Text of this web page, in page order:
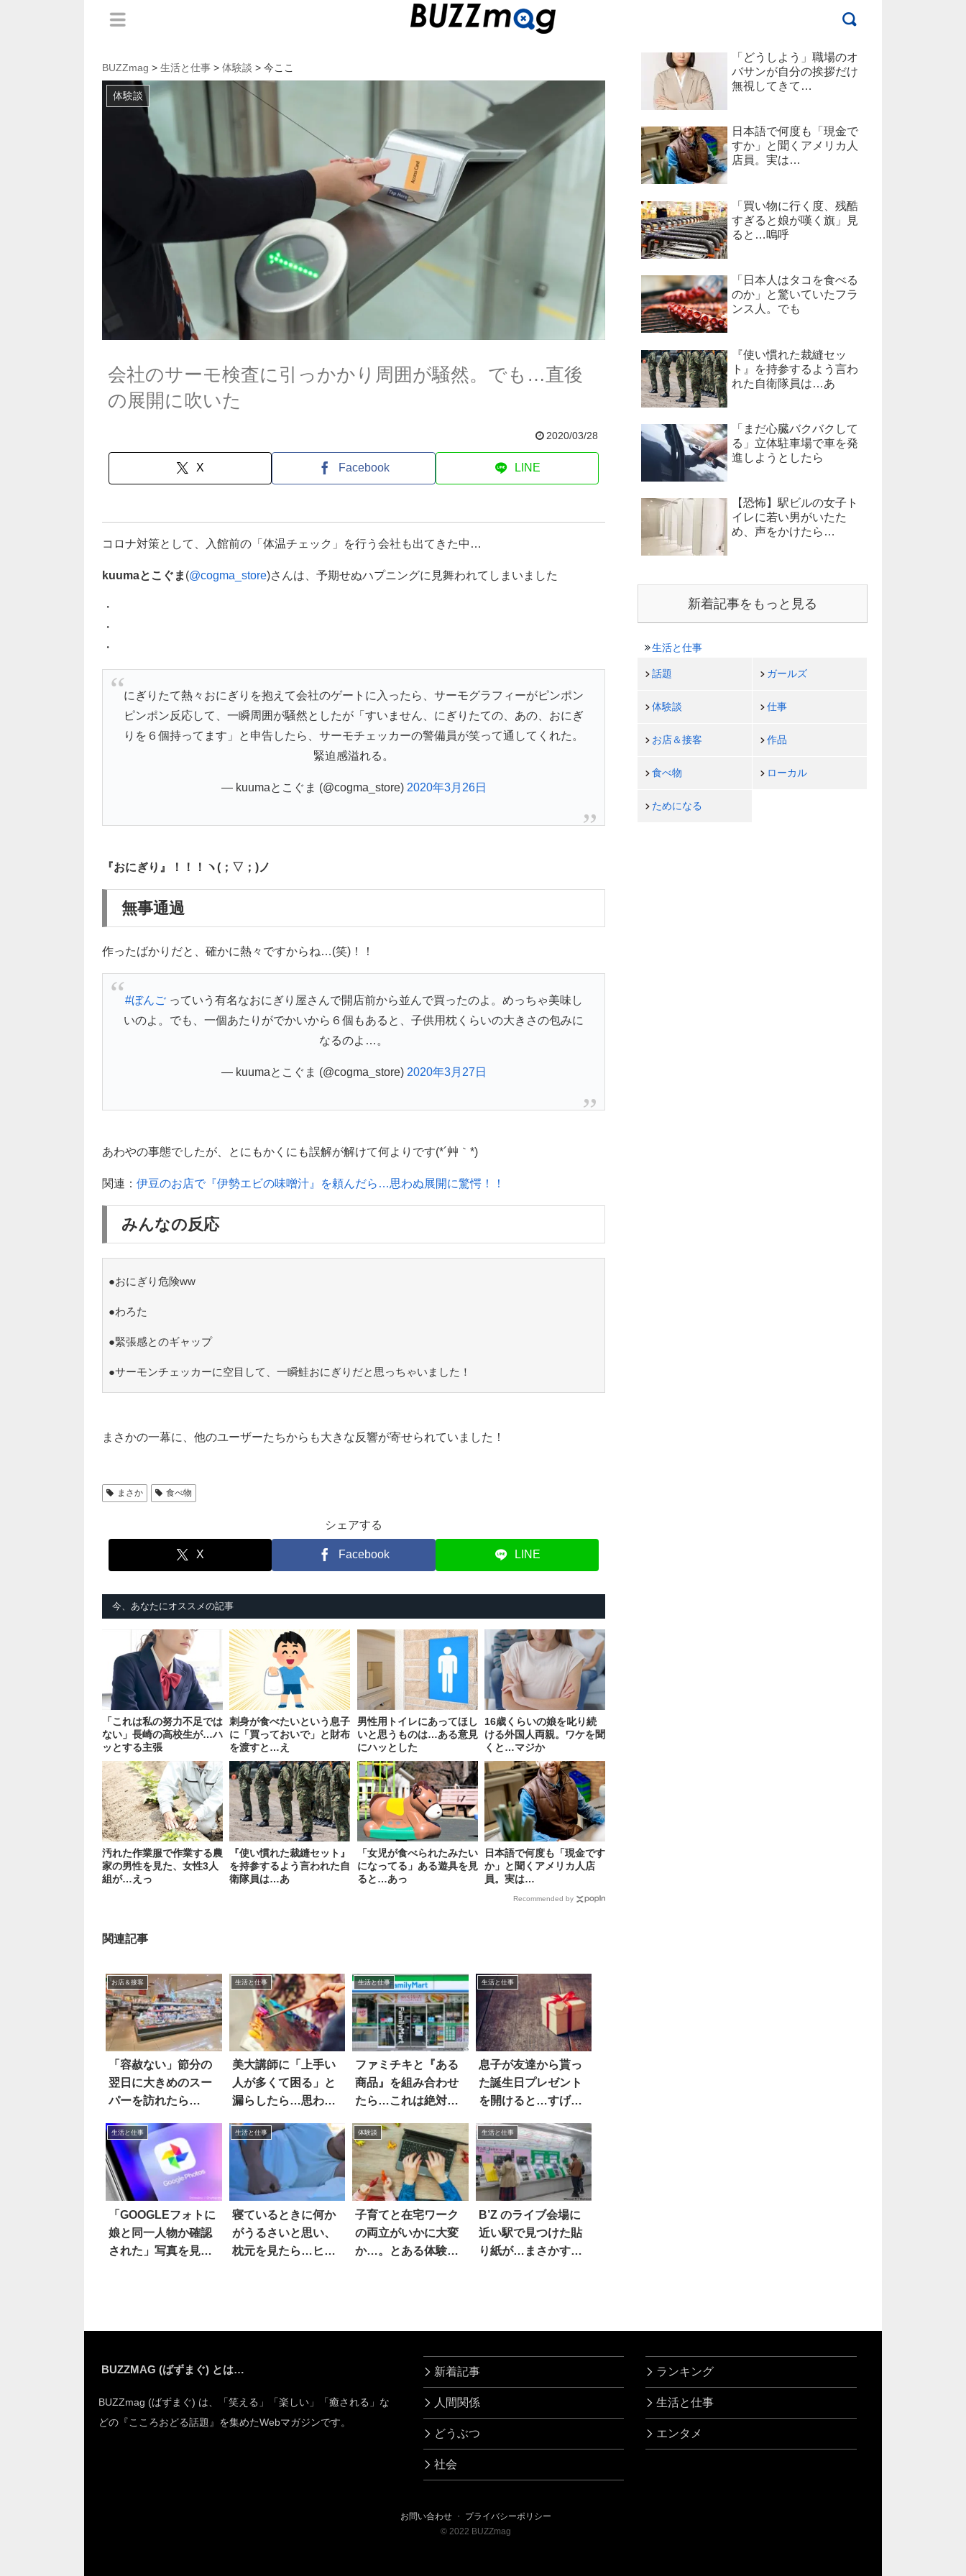
BUZZmag > 生活と仕事 > 体験談 > 今ここ
体験談
会社のサーモ検査に引っかかり周囲が騒然。でも…直後
の展開に吹いた
2020/03/28
X Facebook LINE
コロナ対策として、入館前の「体温チェック」を行う会社も出てきた中…
kuumaとこぐま (@cogma_store)さんは、予期せぬハプニングに見舞われてしまいました
・
・
・
にぎりたて熱々おにぎりを抱えて会社のゲートに入ったら、サーモグラフィーがピンポン
ピンポン反応して、一瞬周囲が騒然としたが「すいません、にぎりたての、あの、おにぎ
りを６個持ってます」と申告したら、サーモチェッカーの警備員が笑って通してくれた。
緊迫感溢れる。
— kuumaとこぐま (@cogma_store) 2020年3月26日
『おにぎり』！！！ヽ(；▽；)ノ
無事通過
作ったばかりだと、確かに熱々ですからね…(笑)！！
#ぼんごっていう有名なおにぎり屋さんで開店前から並んで買ったのよ。めっちゃ美味し
いのよ。でも、一個あたりがでかいから６個もあると、子供用枕くらいの大きさの包みに
なるのよ…。
— kuumaとこぐま (@cogma_store) 2020年3月27日
あわやの事態でしたが、とにもかくにも誤解が解けて何よりです(*´艸｀*)
関連： 伊豆のお店で『伊勢エビの味噌汁』を頼んだら…思わぬ展開に驚愕！！
みんなの反応
●おにぎり危険ww
●わろた
●緊張感とのギャップ
●サーモンチェッカーに空目して、一瞬鮭おにぎりだと思っちゃいました！
まさかの一幕に、他のユーザーたちからも大きな反響が寄せられていました！
まさか 食べ物
シェアする
X Facebook LINE
今、あなたにオススメの記事
「これは私の努力不足では
ない」長崎の高校生が…ハ
ッとする主張
刺身が食べたいという息子
に「買っておいで」と財布
を渡すと…え
男性用トイレにあってほし
いと思うものは…ある意見
にハッとした
16歳くらいの娘を叱り続
ける外国人両親。ワケを聞
くと…マジか
汚れた作業服で作業する農
家の男性を見た、女性3人
組が…えっ
『使い慣れた裁縫セット』
を持参するよう言われた自
衛隊員は…あ
「女児が食べられたみたい
になってる」ある遊具を見
ると…あっ
日本語で何度も「現金です
か」と聞くアメリカ人店
員。実は…
Recommended by
関連記事
お店＆接客
「容赦ない」節分の
翌日に大きめのスー
パーを訪れたら…
生活と仕事
美大講師に「上手い
人が多くて困る」と
漏らしたら…思わぬ
生活と仕事
ファミチキと『ある
商品』を組み合わせ
たら…これは絶対う
生活と仕事
息子が友達から貰っ
た誕生日プレゼント
を開けると…すげえ
生活と仕事
「GOOGLEフォトに
娘と同一人物か確認
された」写真を見る
生活と仕事
寝ているときに何か
がうるさいと思い、
枕元を見たら…ヒェ
体験談
子育てと在宅ワーク
の両立がいかに大変
か…。とある体験談
生活と仕事
B’Z のライブ会場に
近い駅で見つけた貼
り紙が…まさかすぎ
「どうしよう」職場のオ
バサンが自分の挨拶だけ
無視してきて…
日本語で何度も「現金で
すか」と聞くアメリカ人
店員。実は…
「買い物に行く度、残酷
すぎると娘が嘆く旗」見
ると…嗚呼
「日本人はタコを食べる
のか」と驚いていたフラ
ンス人。でも
『使い慣れた裁縫セッ
ト』を持参するよう言わ
れた自衛隊員は…あ
「まだ心臓バクバクして
る」立体駐車場で車を発
進しようとしたら
【恐怖】駅ビルの女子ト
イレに若い男がいたた
め、声をかけたら…
新着記事をもっと見る
生活と仕事
話題 ガールズ
体験談 仕事
お店＆接客 作品
食べ物 ローカル
ためになる
BUZZMAG (ばずまぐ) とは…
BUZZmag (ばずまぐ) は、「笑える」「楽しい」「癒される」な
どの『こころおどる話題』を集めたWebマガジンです。
新着記事
人間関係
どうぶつ
社会
ランキング
生活と仕事
エンタメ
お問い合わせ ・ プライバシーポリシー
© 2022 BUZZmag